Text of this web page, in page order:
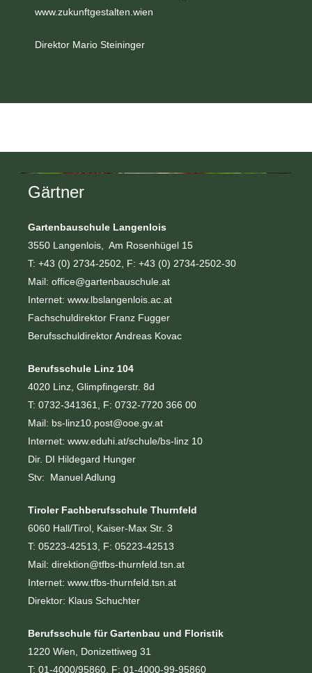
www.zukunftgestalten.wien
Direktor Mario Steininger
Gärtner
Gartenbauschule Langenlois
3550 Langenlois, Am Rosenhügel 15
T: +43 (0) 2734-2502, F: +43 (0) 2734-2502-30
Mail: office@gartenbauschule.at
Internet: www.lbslangenlois.ac.at
Fachschuldirektor Franz Fugger
Berufsschuldirektor Andreas Kovac
Berufsschule Linz 104
4020 Linz, Glimpfingerstr. 8d
T: 0732-341361, F: 0732-7720 366 00
Mail: bs-linz10.post@ooe.gv.at
Internet: www.eduhi.at/schule/bs-linz 10
Dir. DI Hildegard Hunger
Stv: Manuel Adlung
Tiroler Fachberufsschule Thurnfeld
6060 Hall/Tirol, Kaiser-Max Str. 3
T: 05223-42513, F: 05223-42513
Mail: direktion@tfbs-thurnfeld.tsn.at
Internet: www.tfbs-thurnfeld.tsn.at
Direktor: Klaus Schuchter
Berufsschule für Gartenbau und Floristik
1220 Wien, Donizettiweg 31
T: 01-4000/95860, F: 01-4000-99-95860